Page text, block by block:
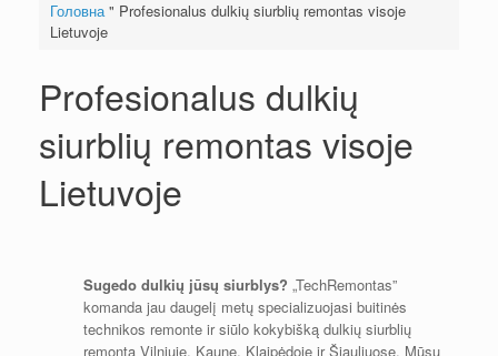
Головна" Profesionalus dulkių siurblių remontas visoje
Lietuvoje
Profesionalus dulkių
siurblių remontas visoje
Lietuvoje
Sugedo dulkių jūsų siurblys? „TechRemontas”
komanda jau daugelį metų specializuojasi buitinės
technikos remonte ir siūlo kokybišką dulkių siurblių
remontą Vilniuje, Kaune, Klaipėdoje ir Šiauliuose. Mūsų